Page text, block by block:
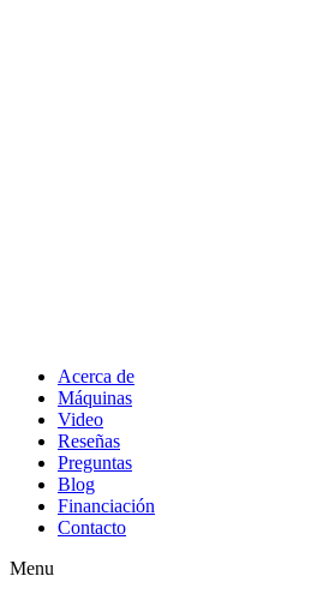
Acerca de
Máquinas
Video
Reseñas
Preguntas
Blog
Financiación
Contacto
Menu